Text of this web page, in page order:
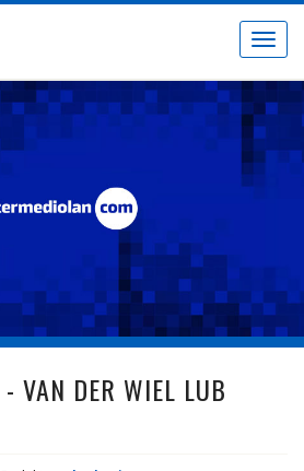
Toggle
VAN DER WIEL LUB